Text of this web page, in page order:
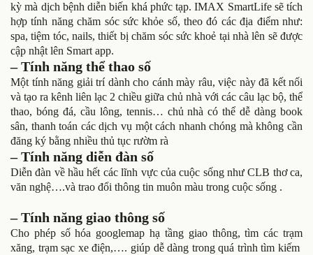
kỳ mà dịch bệnh diễn biến khá phức tạp. IMAX SmartLife sẽ tích
hợp tính năng chăm sóc sức khỏe số, theo đó các địa điểm như:
spa, tiệm tóc, nails, thiết bị chăm sóc sức khoẻ tại nhà lên sẽ được
cập nhật lên Smart app.
– Tính năng thể thao số
Một tính năng giải trí dành cho cánh mày râu, việc này đã kết nối
và tạo ra kênh liên lạc 2 chiều giữa chủ nhà với các câu lạc bộ, thể
thao, bóng đá, cầu lông, tennis… chủ nhà có thể dễ dàng book
sân, thanh toán các dịch vụ một cách nhanh chóng mà không cần
đăng ký bằng nhiều thủ tục rườm rà
– Tính năng diễn đàn số
Diễn đàn về hầu hết các lĩnh vực của cuộc sống như CLB thơ ca,
văn nghệ….và trao đổi thông tin muôn màu trong cuộc sống .
– Tính năng giao thông số
Cho phép số hóa googlemap hạ tầng giao thông, tìm các trạm
xăng, trạm sạc xe điện,…. giúp dễ dàng trong quá trình tìm kiếm